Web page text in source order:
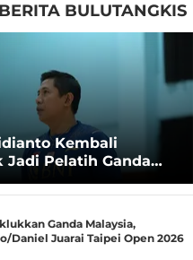
BULUTANGKIS
Kembali
Jadi Pelatih Ganda
Ganda Malaysia,
Daniel Juarai Taipei Open 2026